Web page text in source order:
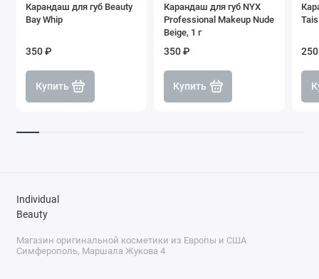
Карандаш для губ Beauty
Bay Whip
350 ₽
Купить
Карандаш для губ NYX
Professional Makeup Nude
Beige, 1 г
350 ₽
Купить
Individual
Beauty
Магазин оригинальной косметики из Европы и США
Симферополь, Маршала Жукова 4